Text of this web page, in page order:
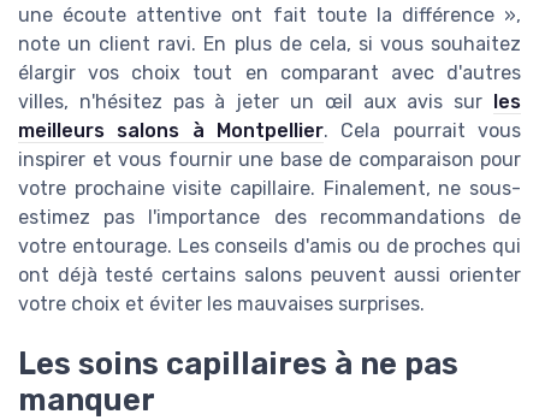
une écoute attentive ont fait toute la différence »,
note un client ravi. En plus de cela, si vous souhaitez
élargir vos choix tout en comparant avec d'autres
villes, n'hésitez pas à jeter un œil aux avis sur les
meilleurs salons à Montpellier. Cela pourrait vous
inspirer et vous fournir une base de comparaison pour
votre prochaine visite capillaire. Finalement, ne sous-
estimez pas l'importance des recommandations de
votre entourage. Les conseils d'amis ou de proches qui
ont déjà testé certains salons peuvent aussi orienter
votre choix et éviter les mauvaises surprises.
Les soins capillaires à ne pas
manquer